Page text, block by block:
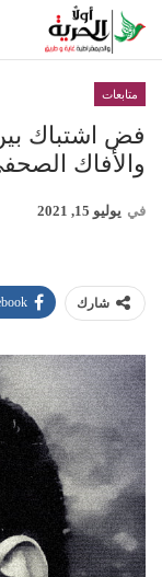
متابعات
فض اشتباك
والأفاك
في يوليو 15, 2021
شارك